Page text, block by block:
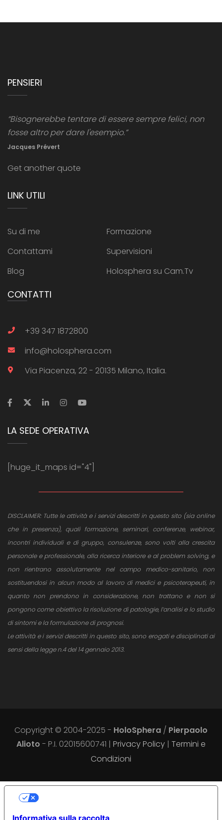
PENSIERI
“Bisognerebbe tentare di essere sempre felici, non
fosse altro per dare l'esempio.”
Jacques Prévert
Get another quote
LINK UTILI
Su di me
Formazione
Contattami
Supervisioni
Blog
Holosphera su Cam.Tv
CONTATTI
+39 347 1872800
info@holosphera.com
Via Piacenza, 22 - 20135 Milano, Italia.
LA SEDE OPERATIVA
[huge_it_maps id="4"]
DISCLAIMER: Tutte le attività e i servizi descritti in questo sito (sia online
che in presenza), quali formazione, seminari, conferenze, webinar,
incontri individuali e di gruppo, consulenze, sono volti alla crescita
personale e professionale, alla ricerca interiore e al problem solving, e
non rientrano assolutamente nel campo medico-sanitario, non
sostituendosi in alcun modo al lavoro di medici e psicoterapeuti, in
quanto non prendono in considerazione, non trattano e non si
pongono come obiettivo la risoluzione di patologie, l’analisi e lo studio
di sintomi e la formulazione di prognosi.
Le attività e i servizi descritti in questo sito, sono erogati e disciplinati ai
sensi della legge n.4 del 14 gennaio 2013.
Copyright © 2004-2025 - HoloSphera / Pierpaolo
Alioto - P.I. 02015600741 | Privacy Policy | Termini e
Condizioni
Informativa sulla raccolta